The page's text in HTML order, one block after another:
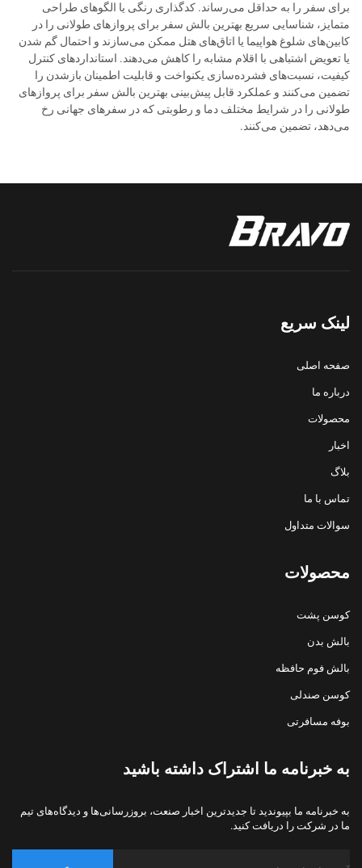
برای سفر را به حداقل می‌رساند. کدگذاری رنگی یا الگوهای طراحی
متمایز، شناسایی سریع بهترین بالش سفر برای پروازهای طولانی را در
کابین‌های شلوغ هواپیما یا اتاق‌های هتل ممکن می‌سازند و احتمال گم شدن
یا تعویض اشتباهی با اقلام مشابه را کاهش می‌دهند. استانداردهای کنترل
کیفیت، نسبت‌های فشرده‌سازی یکنواخت و قابلیت اطمینان بازشدن را
تضمین می‌کنند و عملکرد قابل پیش‌بینی بهترین بالش سفر برای پروازهای
طولانی را در شرایط مختلف دما و رطوبتی که در سفرهای جهانی رخ
می‌دهد، تضمین می‌کنند.
لینک سریع
صفحه اصلی
درباره ما
محصولات
اخبار
بلاگ
تماس با ما
سوالات متداول
محصولات
کوسن پشت
بالش بدن
بالش فوم حافظه
کوسن صندلی
بوفه مسافرتی
به خبرنامه ما اشتراک داشته باشید
به خبرنامه ما بپیوندید تا جدیدترین اخبار صنعت، بروزرسانی‌ها و دیدگاه‌های تیم
ما در شرکت را دریافت کنید.